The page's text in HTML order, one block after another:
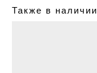
Также в наличии